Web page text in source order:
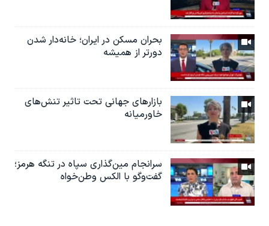
بحران مسکن در ایران؛ خانه‌دار شدن
دورتر از همیشه
بازارهای جهانی تحت تاثیر تنش‌های
خاورمیانه
سرانجام مین‌گذاری‌ سپاه در تنگه هرمز؛
گفت‌وگو با الکس وطن‌خواه